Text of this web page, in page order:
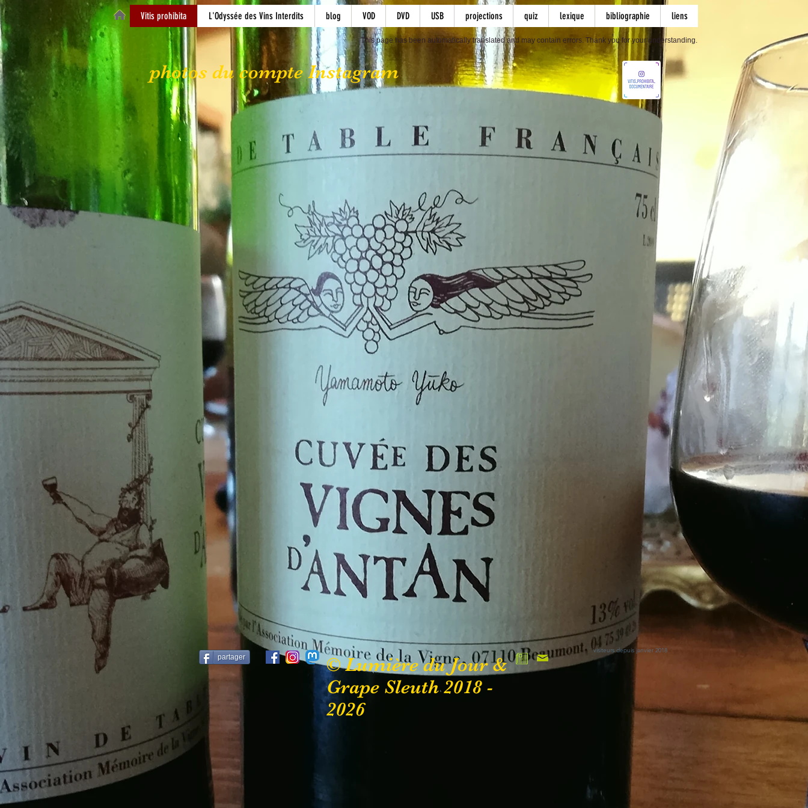
Vitis prohibita L'Odyssée des Vins Interdits blog VOD DVD USB projections quiz lexique bibliographie liens
This page has been automatically translated and may contain errors. Thank you for your understanding.
photos du compte Instagram
partager
© Lumière du Jour &
Grape Sleuth 2018 -
2026
visiteurs depuis janvier 2018